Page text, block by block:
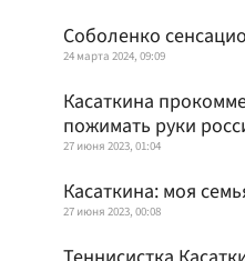
Соболенко
24 марта 2024, 09:09
Касаткина
пожимать руки
27 июня 2023, 01:04
Касаткина: моя
27 июня 2023, 00:08